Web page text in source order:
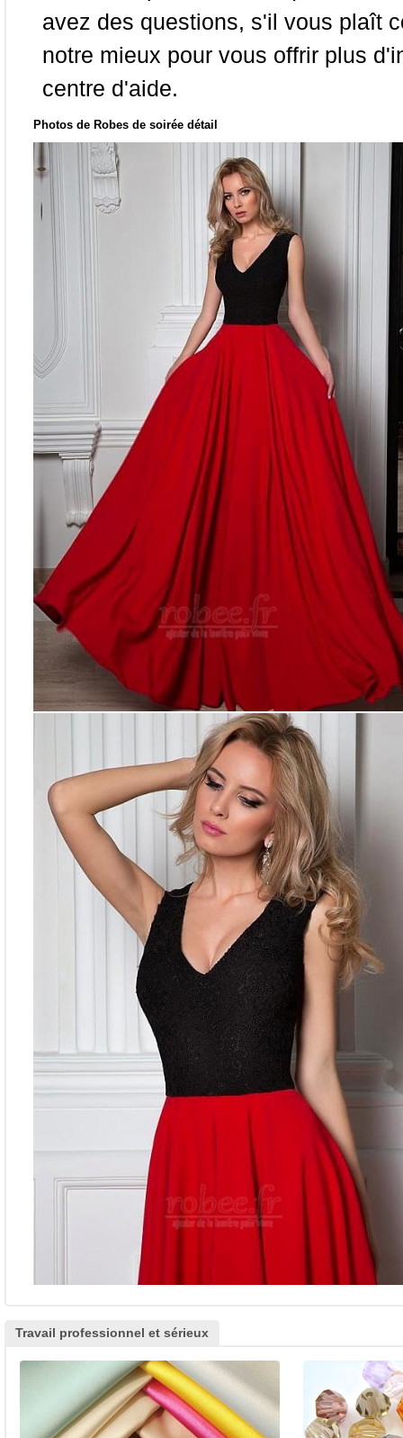
avez des questions, s'il vous plaît
notre mieux pour vous offrir plus
centre d'aide.
Photos de Robes de soirée détail
Travail professionnel et sérieux